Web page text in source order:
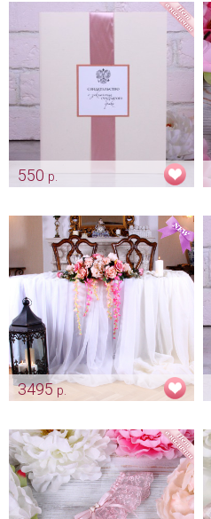
550 р.
"Пепельная роза"
Арт: pap_0009
3495р.
цветов на президиум
Арт: ukr_0019